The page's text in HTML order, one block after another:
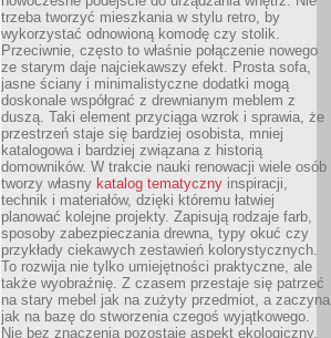
trzeba tworzyć mieszkania w stylu retro, by
wykorzystać odnowioną komodę czy stolik.
Przeciwnie, często to właśnie połączenie nowego
ze starym daje najciekawszy efekt. Prosta sofa,
jasne ściany i minimalistyczne dodatki mogą
doskonale współgrać z drewnianym meblem z
duszą. Taki element przyciąga wzrok i sprawia, że
przestrzeń staje się bardziej osobista, mniej
katalogowa i bardziej związana z historią
domowników. W trakcie nauki renowacji wiele osób
tworzy własny katalog tematyczny inspiracji,
technik i materiałów, dzięki któremu łatwiej
planować kolejne projekty. Zapisują rodzaje farb,
sposoby zabezpieczania drewna, typy okuć czy
przykłady ciekawych zestawień kolorystycznych.
To rozwija nie tylko umiejętności praktyczne, ale
także wyobraźnię. Z czasem przestaje się patrzeć
na stary mebel jak na zużyty przedmiot, a zaczyna
jak na bazę do stworzenia czegoś wyjątkowego.
Nie bez znaczenia pozostaje aspekt ekologiczny.